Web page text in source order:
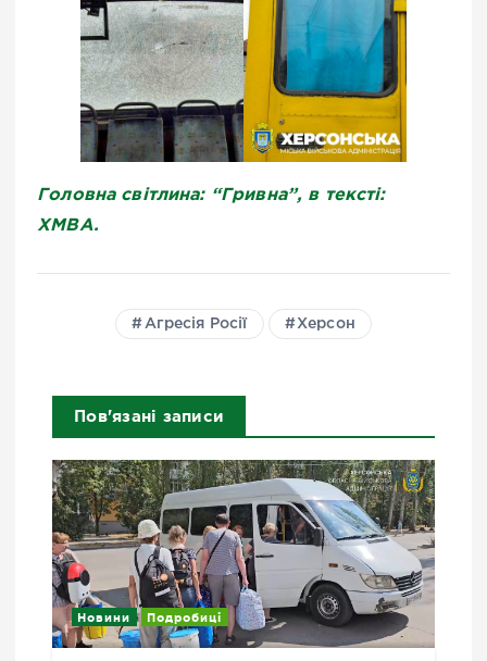
Головна світлина: “Гривна”, в тексті:
ХМВА.
Агресія Росії Херсон
Пов'язані записи
Новини Подробиці